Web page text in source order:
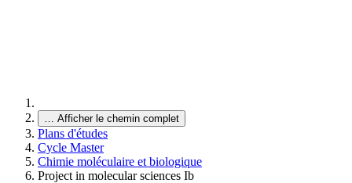
… Afficher le chemin complet
Plans d'études
Cycle Master
Chimie moléculaire et biologique
Project in molecular sciences Ib